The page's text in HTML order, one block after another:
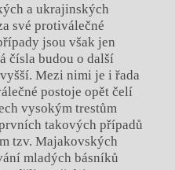
a ukrajinských
své protiválečné
jsou však jen
čísla budou o další
Mezi nimi je i řada
postoje opět čelí
vysokým trestům
takových případů
tzv. Majakovských
mladých básníků